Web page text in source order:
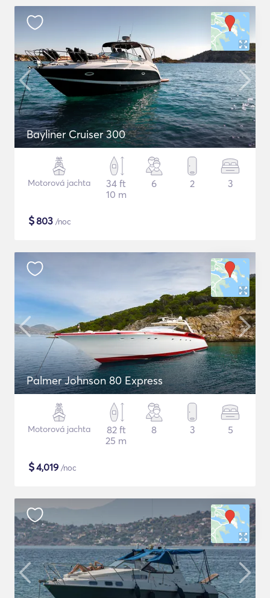
Bayliner Cruiser 300
Motorová jachta
34 ft
10 m
6 2 3
$803 /noc
Palmer Johnson 80 Express
Motorová jachta
82 ft
25 m
8 3 5
$4,019 /noc